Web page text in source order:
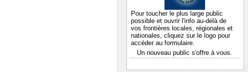
Pour toucher le plus large public
possible et ouvrir l'info au-delà de
vos frontières locales, régionales et
nationales, cliquez sur le logo pour
accéder au formulaire.
Un nouveau public s'offre à vous.